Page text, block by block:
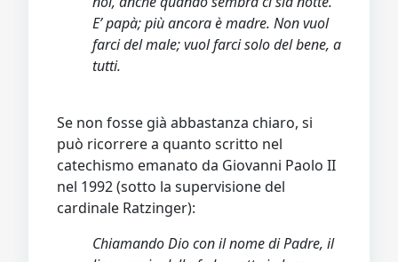
E’ papà; più ancora è madre. Non vuol
farci del male; vuol farci solo del bene, a
tutti.
Se non fosse già abbastanza chiaro, si
può ricorrere a quanto scritto nel
catechismo emanato da Giovanni Paolo II
nel 1992 (sotto la supervisione del
cardinale Ratzinger):
Chiamando Dio con il nome di Padre, il